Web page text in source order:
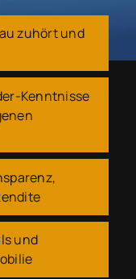
zuhört und
Kenntnisse
und